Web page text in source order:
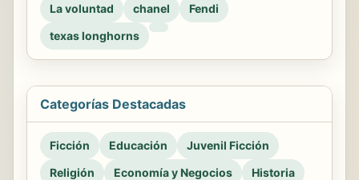
La voluntad
chanel
Fendi
texas longhorns
Categorías Destacadas
Ficción Educación
Juvenil Ficción
Religión
Economía y Negocios
Historia